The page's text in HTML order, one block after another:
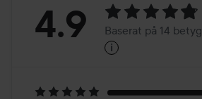
Betyg:
Baserat
4.9 Baserat på 14 betyg
i